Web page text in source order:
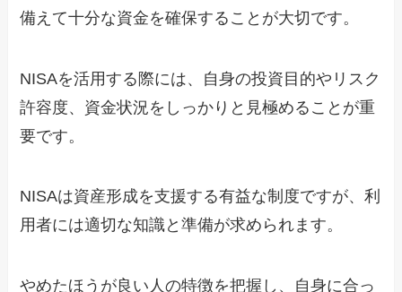
備えて十分な資金を確保することが大切です。
NISAを活用する際には、自身の投資目的やリスク
許容度、資金状況をしっかりと見極めることが重
要です。
NISAは資産形成を支援する有益な制度ですが、利
用者には適切な知識と準備が求められます。
やめたほうが良い人の特徴を把握し、自身に合っ